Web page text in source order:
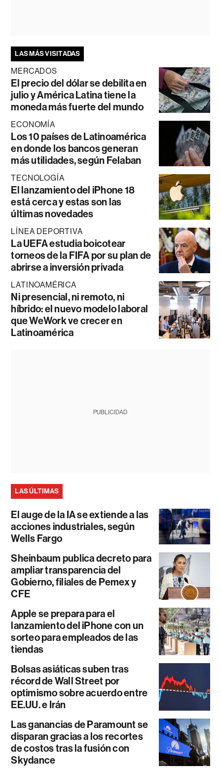
LAS MÁS VISITADAS
MERCADOS
El precio del dólar se debilita en
julio y América Latina tiene la
moneda más fuerte del mundo
ECONOMÍA
Los 10 países de Latinoamérica
en donde los bancos generan
más utilidades, según Felaban
TECNOLOGÍA
El lanzamiento del iPhone 18
está cerca y estas son las
últimas novedades
LÍNEA DEPORTIVA
La UEFA estudia boicotear
torneos de la FIFA por su plan de
abrirse a inversión privada
LATINOAMÉRICA
Ni presencial, ni remoto, ni
híbrido: el nuevo modelo laboral
que WeWork ve crecer en
Latinoamérica
PUBLICIDAD
LAS ÚLTIMAS
El auge de la IA se extiende a las
acciones industriales, según
Wells Fargo
Sheinbaum publica decreto para
ampliar transparencia del
Gobierno, filiales de Pemex y
CFE
Apple se prepara para el
lanzamiento del iPhone con un
sorteo para empleados de las
tiendas
Bolsas asiáticas suben tras
récord de Wall Street por
optimismo sobre acuerdo entre
EE.UU. e Irán
Las ganancias de Paramount se
disparan gracias a los recortes
de costos tras la fusión con
Skydance